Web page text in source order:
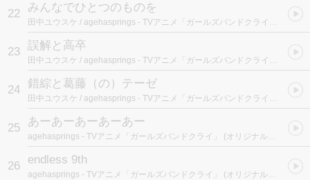
22 みんなでひとつのものを
田中ユウスケ / agehasprings - TVアニメ「ガールズバンドクライ」 (オリジナルサウンドトラック)
23 誤解と高卒
田中ユウスケ / agehasprings - TVアニメ「ガールズバンドクライ」 (オリジナルサウンドトラック)
24 錯綜と葛藤（の）テーゼ
田中ユウスケ / agehasprings - TVアニメ「ガールズバンドクライ」 (オリジナルサウンドトラック)
25 あーあーあーあーあー
agehasprings - TVアニメ「ガールズバンドクライ」 (オリジナルサウンドトラック)
26 endless 9th
agehasprings - TVアニメ「ガールズバンドクライ」 (オリジナルサウンドトラック)